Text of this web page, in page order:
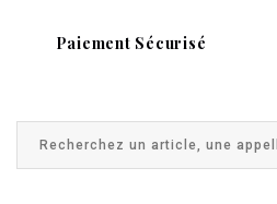
Paiement Sécurisé